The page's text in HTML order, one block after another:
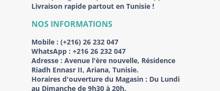
Livraison rapide partout en Tunisie !
NOS INFORMATIONS
Mobile : (+216) 26 232 047
WhatsApp : +216 26 232 047
Adresse : Avenue l'ère nouvelle, Résidence
Riadh Ennasr II, Ariana, Tunisie.
Horaires d'ouverture du Magasin : Du Lundi
au Dimanche de 9h30 à 20h.